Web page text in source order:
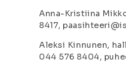
Anna-Kristiina
8417,
Aleksi Kinnunen,
044 576 8404,